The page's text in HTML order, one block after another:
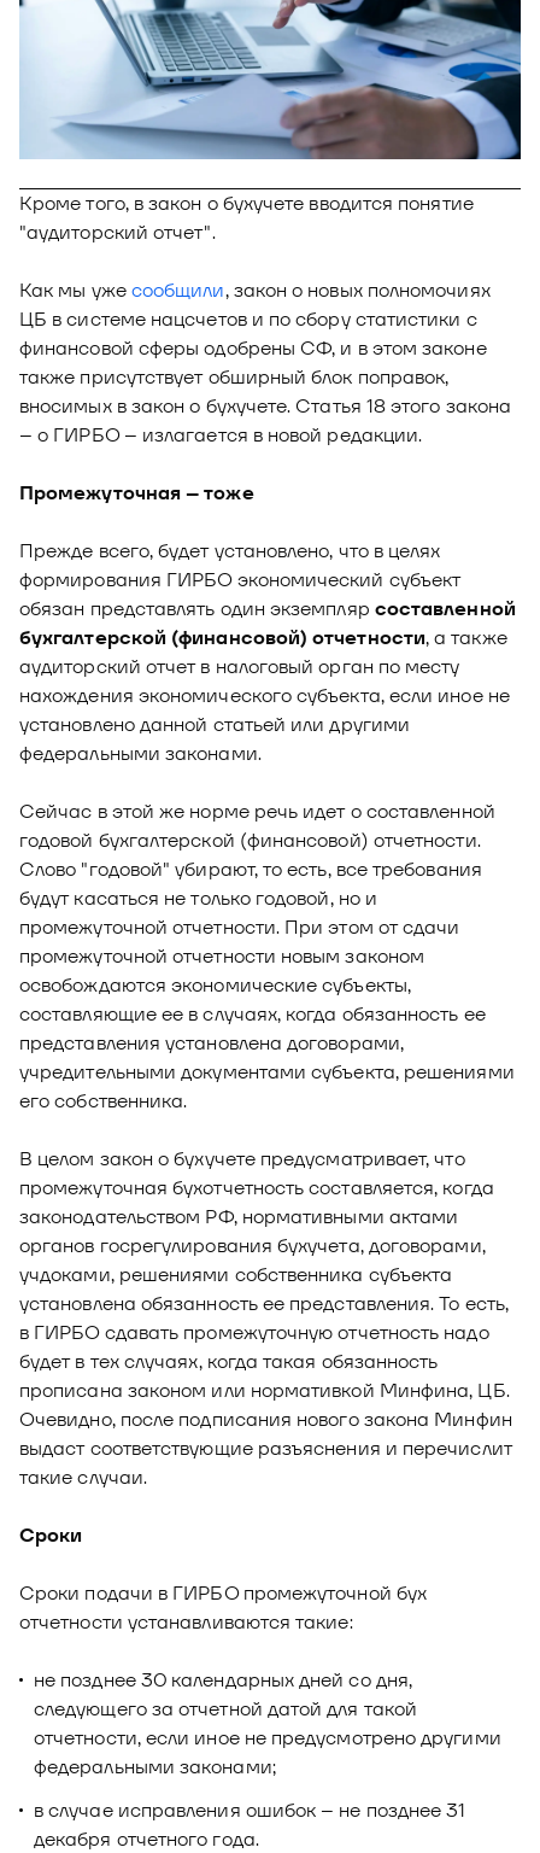
Новости
Видео и аудио
Документы
Юнион - решение для автоматизации
рекрутмента
О решении
Калькулятор выгоды
Пилотный проект
Оазис - платформа для автоматизации
управления рисками
Кроме того, в закон о бухучете вводится понятие
"аудиторский отчет".
Как мы ужесообщили, закон о новых полномочиях
ЦБ в системе нацсчетов и по сбору статистики с
финансовой сферы одобрены СФ, и в этом законе
также присутствует обширный блок поправок,
вносимых в закон о бухучете. Статья 18 этого закона
– о ГИРБО – излагается в новой редакции.
Промежуточная – тоже
Прежде всего, будет установлено, что в целях
формирования ГИРБО экономический субъект
обязан представлять один экземпляр составленной
бухгалтерской (финансовой) отчетности, а также
аудиторский отчет в налоговый орган по месту
нахождения экономического субъекта, если иное не
установлено данной статьей или другими
федеральными законами.
Сейчас в этой же норме речь идет о составленной
годовой бухгалтерской (финансовой) отчетности.
Слово "годовой" убирают, то есть, все требования
будут касаться не только годовой, но и
промежуточной отчетности. При этом от сдачи
промежуточной отчетности новым законом
освобождаются экономические субъекты,
составляющие ее в случаях, когда обязанность ее
представления установлена договорами,
учредительными документами субъекта, решениями
его собственника.
В целом закон о бухучете предусматривает, что
промежуточная бухотчетность составляется, когда
законодательством РФ, нормативными актами
органов госрегулирования бухучета, договорами,
учдоками, решениями собственника субъекта
установлена обязанность ее представления. То есть,
в ГИРБО сдавать промежуточную отчетность надо
будет в тех случаях, когда такая обязанность
прописана законом или нормативкой Минфина, ЦБ.
Очевидно, после подписания нового закона Минфин
выдаст соответствующие разъяснения и перечислит
такие случаи.
Сроки
Сроки подачи в ГИРБО промежуточной бух
отчетности устанавливаются такие:
не позднее 30 календарных дней со дня,
следующего за отчетной датой для такой
отчетности, если иное не предусмотрено другими
федеральными законами;
в случае исправления ошибок – не позднее 31
декабря отчетного года.